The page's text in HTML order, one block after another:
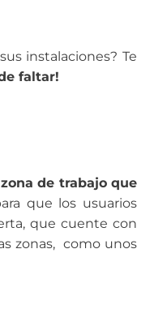
instalaciones? Te
faltar!
de trabajo que
que los usuarios
que cuente con
zonas, como unos